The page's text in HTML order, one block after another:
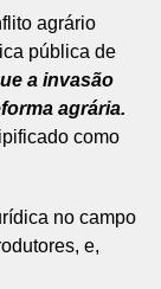
agrário
pública de
a invasão
agrária.
como
no campo
e,